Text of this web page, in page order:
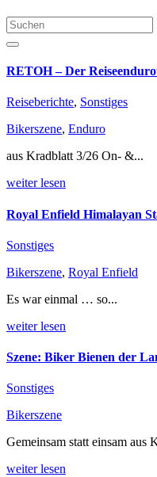
RETOH – Der
Reiseberichte, Sonstiges
Bikerszene, Enduro
aus Kradblatt 3/26 On- &...
weiter lesen
Royal Enfield Himalayan
Sonstiges
Bikerszene, Royal Enfield
Es war einmal … so...
weiter lesen
Szene: Biker Bienen der
Sonstiges
Bikerszene
Gemeinsam statt einsam aus
weiter lesen